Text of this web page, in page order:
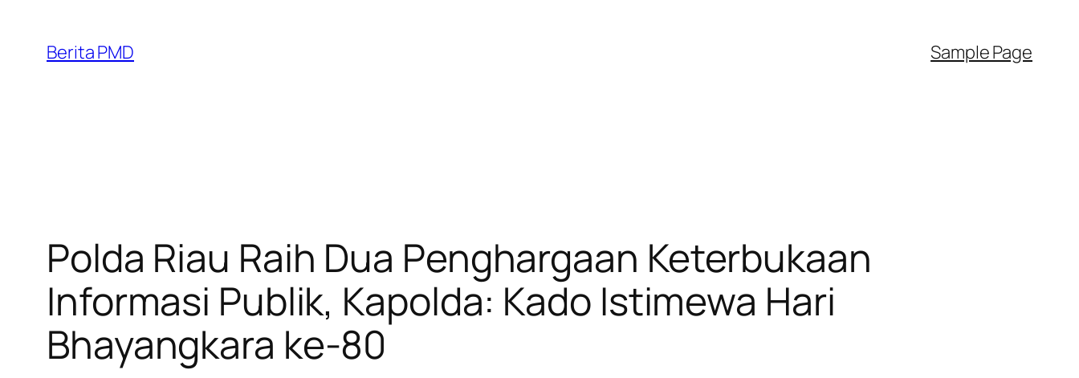
content
Berita PMD Sample Page
Polda Riau Raih Dua Penghargaan Keterbukaan
Informasi Publik, Kapolda: Kado Istimewa Hari
Bhayangkara ke-80